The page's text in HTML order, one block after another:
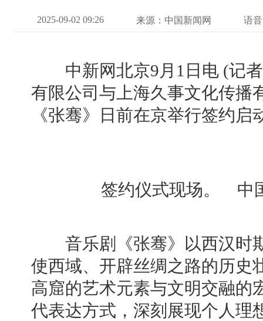
2025-09-02 09:26 来源：中国新闻网 语
中新网北京9月1日电 (记者
有限公司与上海久事文化传播
《张骞》日前在京举行签约启
签约仪式现场。 中
音乐剧《张骞》以西汉时
使西域、开辟丝绸之路的历史
高窟的艺术元素与文明交融的
代表达方式，深刻展现个人理